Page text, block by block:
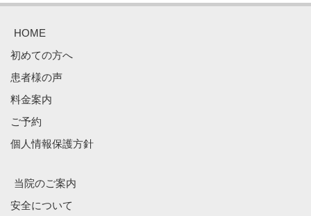
HOME
初めての方へ
患者様の声
料金案内
ご予約
個人情報保護方針
当院のご案内
安全について